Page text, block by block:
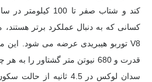
قدرت و 680 نیوتن متر گشتاور را